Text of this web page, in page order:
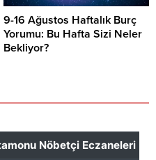
9-16 Ağustos Haftalık Burç
Yorumu: Bu Hafta Sizi Neler
Bekliyor?